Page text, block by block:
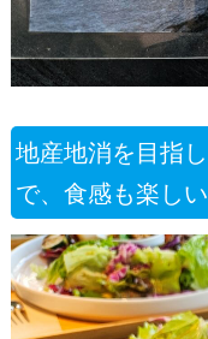
地産地消を目指
で、食感も楽し